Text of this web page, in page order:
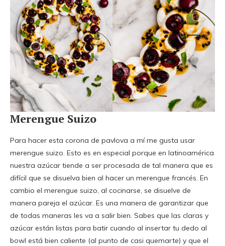
Merengue Suizo
Para hacer esta corona de pavlova a mí me gusta usar
merengue suizo. Esto es en especial porque en latinoamérica
nuestra azúcar tiende a ser procesada de tal manera que es
difícil que se disuelva bien al hacer un merengue francés. En
cambio el merengue suizo, al cocinarse, se disuelve de
manera pareja el azúcar. Es una manera de garantizar que
de todas maneras les va a salir bien. Sabes que las claras y
azúcar están listas para batir cuando al insertar tu dedo al
bowl está bien caliente (al punto de casi quemarte) y que el